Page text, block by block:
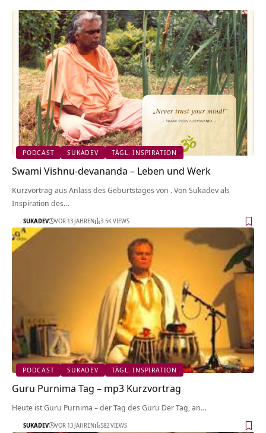
PODCAST SUKADEV TÄGL. INSPIRATION
Swami Vishnu-devananda – Leben und Werk
Kurzvortrag aus Anlass des Geburtstages von . Von Sukadev als
Inspiration des…
SUKADEV VOR 13 JAHREN 3.5K VIEWS
PODCAST SUKADEV TÄGL. INSPIRATION
Guru Purnima Tag – mp3 Kurzvortrag
Heute ist Guru Purnima – der Tag des Guru Der Tag, an…
SUKADEV VOR 13 JAHREN 582 VIEWS